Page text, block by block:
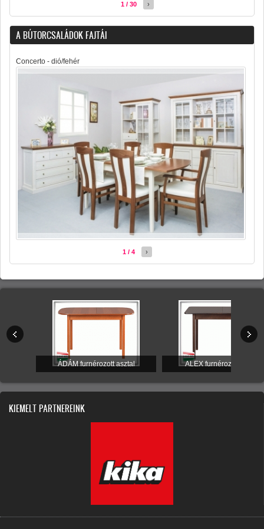
1 / 30 ›
A BÚTORCSALÁDOK FAJTÁI
Concerto - dió/fehér
1 / 4 ›
ÁDÁM furnérozott asztal ALEX furnérozott asztal
KIEMELT PARTNEREINK